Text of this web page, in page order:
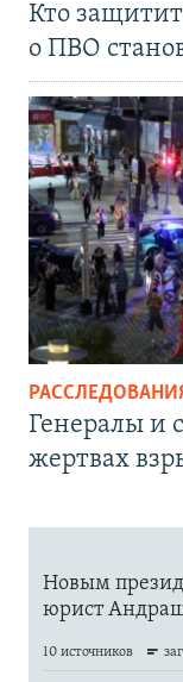
Кто
о ПВО
Генералы и
жертвах